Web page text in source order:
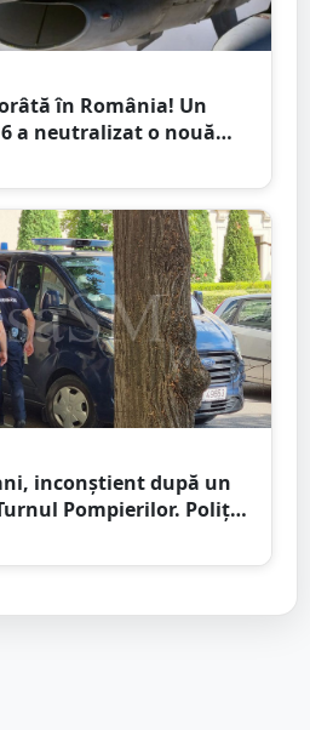
în România! Un
a neutralizat o nouă
Deltei Dunării
inconștient după un
Pompierilor. Poliția